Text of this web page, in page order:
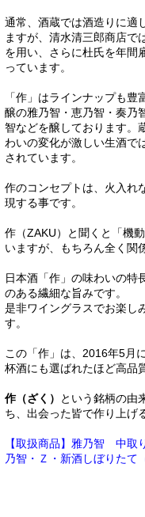
通常、酒蔵では酒造りに適
ますが、清水清三郎商店で
を用い、さらに杜氏を年間
っています。
「作」はラインナップも
醸の雅乃智・恵乃智・奏乃
智などを醸しております。
わいの変化が激しい生酒で
されています。
作のコンセプトは、火入れ
現する事です。
作（ZAKU）と聞くと「機
いますが、もちろん全く関
日本酒「作」の味わいの特
のある繊細な旨みです。
是非ワイングラスでお楽し
す。
この「作」は、2016年5月
杯酒にも選ばれたほど高品
作（ざく）
という銘柄の由
ち、出会った皆で作り上げ
【取扱商品】雅乃智 中取
乃智・Ｚ・新酒しぼりたて